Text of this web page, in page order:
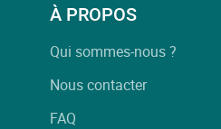
À PROPOS
Qui sommes-nous ?
Nous contacter
FAQ